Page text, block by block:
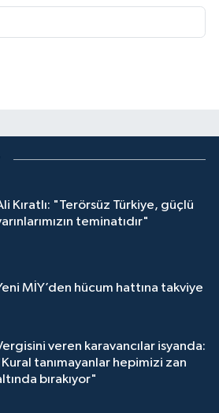
Kıratlı: "Terörsüz Türkiye, güçlü
teminatıdır"
MİY’den hücum hattına takviye
veren karavancılar isyanda:
tanımayanlar hepimizi zan
bırakıyor"